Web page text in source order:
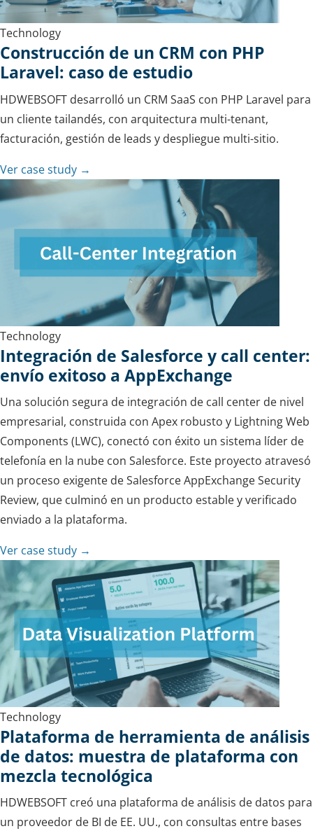
Technology
Construcción de un CRM con PHP
Laravel: caso de estudio
HDWEBSOFT desarrolló un CRM SaaS con PHP Laravel para
un cliente tailandés, con arquitectura multi-tenant,
facturación, gestión de leads y despliegue multi-sitio.
Ver case study →
Technology
Integración de Salesforce y call center:
envío exitoso a AppExchange
Una solución segura de integración de call center de nivel
empresarial, construida con Apex robusto y Lightning Web
Components (LWC), conectó con éxito un sistema líder de
telefonía en la nube con Salesforce. Este proyecto atravesó
un proceso exigente de Salesforce AppExchange Security
Review, que culminó en un producto estable y verificado
enviado a la plataforma.
Ver case study →
Technology
Plataforma de herramienta de análisis
de datos: muestra de plataforma con
mezcla tecnológica
HDWEBSOFT creó una plataforma de análisis de datos para
un proveedor de BI de EE. UU., con consultas entre bases